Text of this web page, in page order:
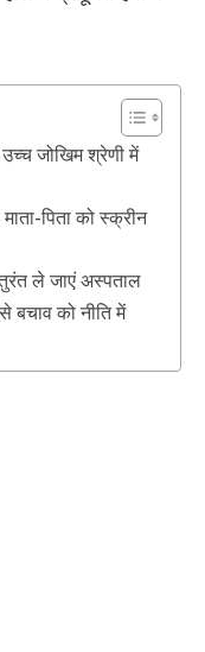
जोखिम श्रेणी में
पिता को स्क्रीन
ले जाएं अस्पताल
बचाव को नीति में